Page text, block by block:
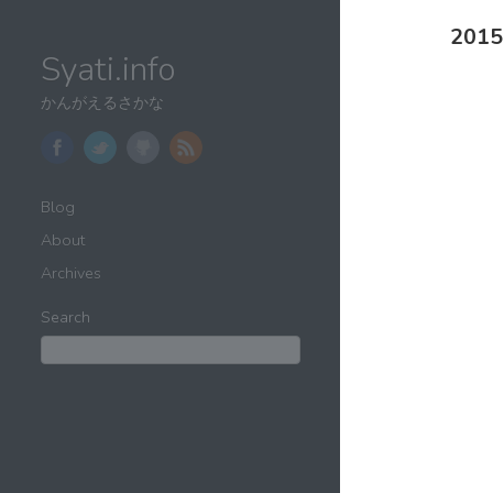
Syati.info
かんがえるさかな
Blog
About
Archives
Search
2015